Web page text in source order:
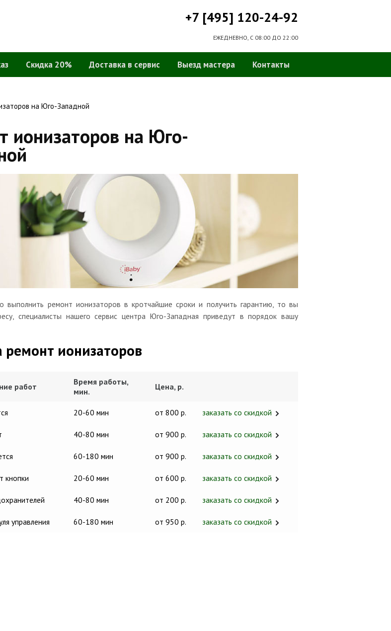
+7 [495] 120-24-92
ЕЖЕДНЕВНО, С 08:00 ДО 22:00
Скидка 20% Доставка в сервис Выезд мастера Контакты
на Юго-Западной
ионизаторов на Юго-
выполнить ремонт ионизаторов в кротчайшие сроки и получить гарантию, то вы
специалисты нашего сервис центра Юго-Западная приведут в порядок вашу
ионизаторов
работ
Время работы,
мин.
Цена, р.
20-60 мин от 800 р. заказать со скидкой
40-80 мин от 900 р. заказать со скидкой
60-180 мин от 900 р. заказать со скидкой
кнопки 20-60 мин от 600 р. заказать со скидкой
40-80 мин от 200 р. заказать со скидкой
управления 60-180 мин от 950 р. заказать со скидкой